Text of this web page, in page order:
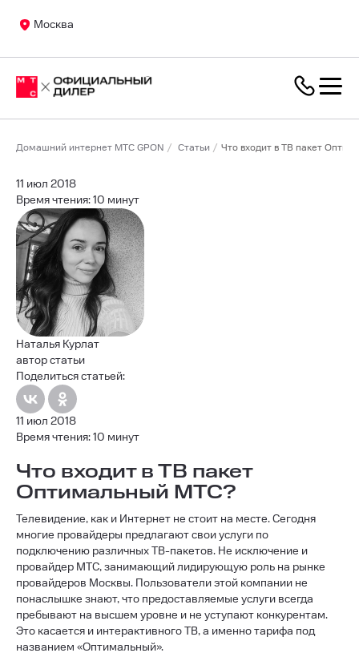
Москва
Домашний интернет МТС GPON Статьи Что входит в ТВ пакет
11 июл 2018
Время чтения: 10 минут
Наталья Курлат
автор статьи
Поделиться статьей:
11 июл 2018
Время чтения: 10 минут
Что входит в ТВ пакет
Оптимальный МТС?
Телевидение, как и Интернет не стоит на месте. Сегодня
многие провайдеры предлагают свои услуги по
подключению различных ТВ-пакетов. Не исключение и
провайдер МТС, занимающий лидирующую роль на рынке
провайдеров Москвы. Пользователи этой компании не
понаслышке знают, что предоставляемые услуги всегда
пребывают на высшем уровне и не уступают конкурентам.
Это касается и интерактивного ТВ, а именно тарифа под
названием «Оптимальный».